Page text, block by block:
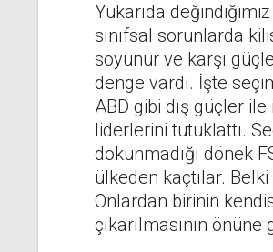
Yukarıda
sınıfsal sorunlarda
soyunur ve karşı
denge vardı. İşte
ABD gibi dış güçler
liderlerini tutuklattı.
dokunmadığı dönek
ülkeden kaçtılar.
Onlardan birinin
çıkarılmasının önüne